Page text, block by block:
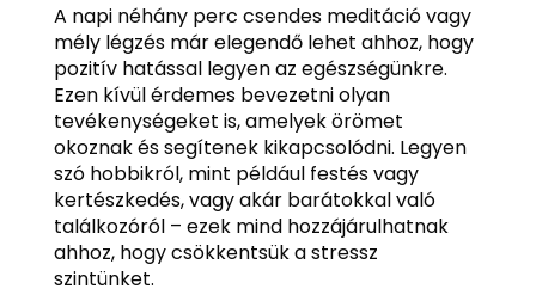
A napi néhány perc csendes meditáció vagy
mély légzés már elegendő lehet ahhoz, hogy
pozitív hatással legyen az egészségünkre.
Ezen kívül érdemes bevezetni olyan
tevékenységeket is, amelyek örömet
okoznak és segítenek kikapcsolódni. Legyen
szó hobbikról, mint például festés vagy
kertészkedés, vagy akár barátokkal való
találkozóról – ezek mind hozzájárulhatnak
ahhoz, hogy csökkentsük a stressz
szintünket.